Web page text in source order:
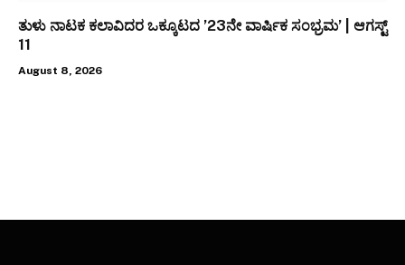
ತುಳು ನಾಟಕ ಕಲಾವಿದರ ಒಕ್ಕೂಟದ ’23ನೇ ವಾರ್ಷಿಕ ಸಂಭ್ರಮ’ | ಆಗಸ್ಟ್
11
August 8, 2026